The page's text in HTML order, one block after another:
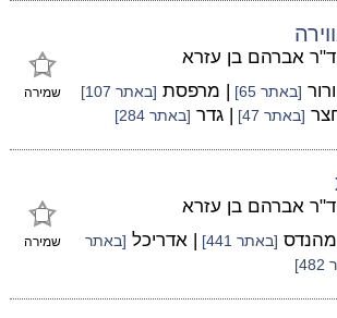
שמירה
ד"ר אברהם בן עזרא
[באתר 65] | מרפסת [באתר 107]
[באתר 47] | גדר [באתר 284]
שמירה
ד"ר אברהם בן עזרא
[באתר 441] | אדריכל [באתר